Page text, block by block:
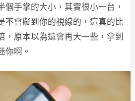
個手掌的大小，其實很小一台，
不會礙到你的視線的，這真的比
，原本以為還會再大一些，拿到
你啊。